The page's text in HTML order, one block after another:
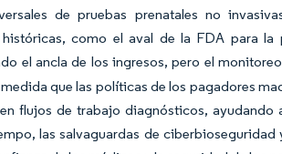
de pruebas prenatales no
como el aval de la FDA para la
el ancla de los ingresos, pero el
que las políticas de los pagadores
flujos de trabajo diagnósticos,
las salvaguardas de